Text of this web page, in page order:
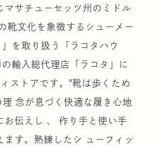
Shop 代々木上原から南青山
Wave ― Nantucket
レ）
サチューセッツ州のミドル
靴文化を象徴するシューメー
を取り扱う「ラコタハウ
輸入総代理店「ラコタ」に
ストアです。"靴は歩くため
念が息づく快適な履き心地
伝えし 、 作り手と使い手
す。熟練したシ ューフィッ